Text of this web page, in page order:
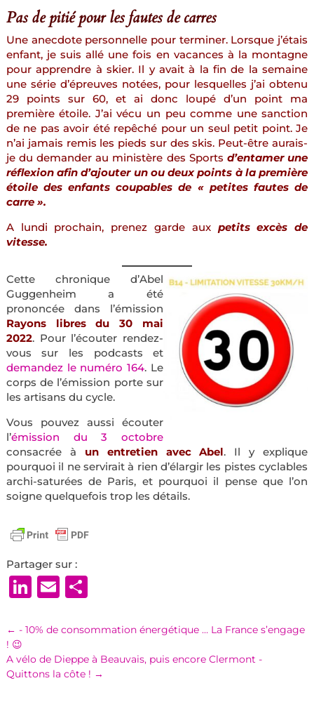
Pas de pitié pour les fautes de carres
Une anecdote personnelle pour terminer. Lorsque j’étais
enfant, je suis allé une fois en vacances à la montagne
pour apprendre à skier. Il y avait à la fin de la semaine
une série d’épreuves notées, pour lesquelles j’ai obtenu
29 points sur 60, et ai donc loupé d’un point ma
première étoile. J’ai vécu un peu comme une sanction
de ne pas avoir été repêché pour un seul petit point. Je
n’ai jamais remis les pieds sur des skis. Peut-être aurais-
je du demander au ministère des Sports d’entamer une
réflexion afin d’ajouter un ou deux points à la première
étoile des enfants coupables de « petites fautes de
carre ».
A lundi prochain, prenez garde aux petits excès de
vitesse.
Cette chronique d’Abel
Guggenheim a été
prononcée dans l’émission
Rayons libres du 30 mai
2022. Pour l’écouter rendez-
vous sur les podcasts et
demandez le numéro 164. Le
corps de l’émission porte sur
les artisans du cycle.
Vous pouvez aussi écouter
l’émission du 3 octobre
consacrée à un entretien avec Abel. Il y explique
pourquoi il ne servirait à rien d’élargir les pistes cyclables
archi-saturées de Paris, et pourquoi il pense que l’on
soigne quelquefois trop les détails.
Partager sur :
LinkedIn
EmailPartager
← - 10% de consommation énergétique … La France s’engage
! 😉
A vélo de Dieppe à Beauvais, puis encore Clermont -
Quittons la côte ! →